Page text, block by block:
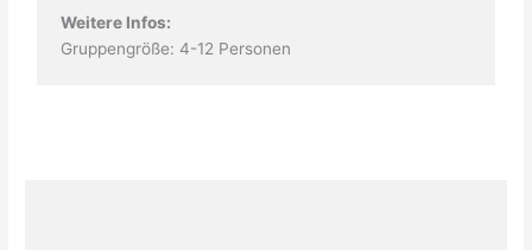
Weitere Infos:
Gruppengröße: 4-12 Personen